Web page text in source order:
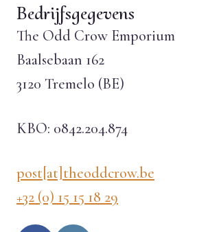
Bedrijfsgegevens
The Odd Crow Emporium
Baalsebaan 162
3120 Tremelo (BE)
KBO: 0842.204.874
post[at]theoddcrow.be
+32 (0) 15 15 18 29